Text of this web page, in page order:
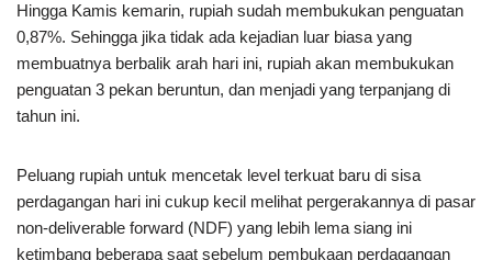
Hingga Kamis kemarin, rupiah sudah membukukan penguatan
0,87%. Sehingga jika tidak ada kejadian luar biasa yang
membuatnya berbalik arah hari ini, rupiah akan membukukan
penguatan 3 pekan beruntun, dan menjadi yang terpanjang di
tahun ini.
Peluang rupiah untuk mencetak level terkuat baru di sisa
perdagangan hari ini cukup kecil melihat pergerakannya di pasar
non-deliverable forward (NDF) yang lebih lema siang ini
ketimbang beberapa saat sebelum pembukaan perdagangan